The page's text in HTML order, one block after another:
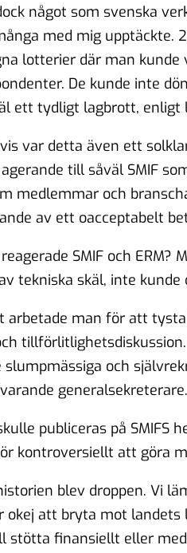
något som svenska
med mig upptäckte.
lotterier där man
De kunde inte
ett tydligt lagbrott, enligt
var detta även ett
till såväl SMIF
medlemmar och
av ett oacceptabelt
SMIF och
tekniska skäl, inte
arbetade man för att
slumpmässiga och
generalsekreterare.
publiceras på SMIFS
kontroversiellt att göra
blev droppen. Vi
okej att bryta mot landets
stötta finansiellt eller